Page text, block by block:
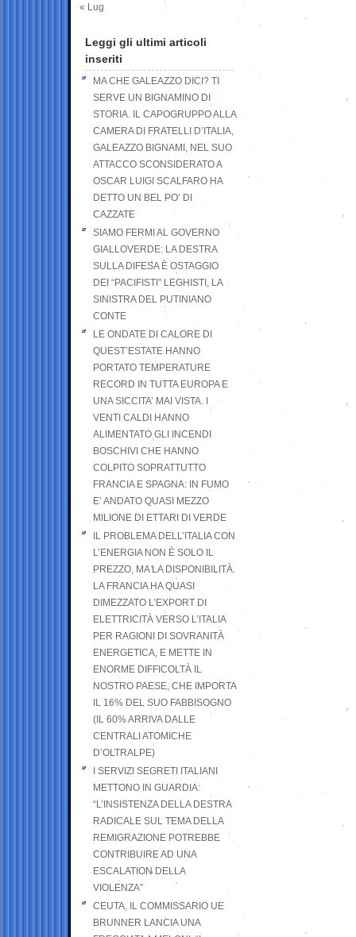
« Lug
Leggi gli ultimi articoli
inseriti
MA CHE GALEAZZO DICI? TI
SERVE UN BIGNAMINO DI
STORIA. IL CAPOGRUPPO ALLA
CAMERA DI FRATELLI D’ITALIA,
GALEAZZO BIGNAMI, NEL SUO
ATTACCO SCONSIDERATO A
OSCAR LUIGI SCALFARO HA
DETTO UN BEL PO’ DI
CAZZATE
SIAMO FERMI AL GOVERNO
GIALLOVERDE: LA DESTRA
SULLA DIFESA È OSTAGGIO
DEI “PACIFISTI” LEGHISTI, LA
SINISTRA DEL PUTINIANO
CONTE
LE ONDATE DI CALORE DI
QUEST’ESTATE HANNO
PORTATO TEMPERATURE
RECORD IN TUTTA EUROPA E
UNA SICCITA’ MAI VISTA. I
VENTI CALDI HANNO
ALIMENTATO GLI INCENDI
BOSCHIVI CHE HANNO
COLPITO SOPRATTUTTO
FRANCIA E SPAGNA: IN FUMO
E’ ANDATO QUASI MEZZO
MILIONE DI ETTARI DI VERDE
IL PROBLEMA DELL’ITALIA CON
L’ENERGIA NON È SOLO IL
PREZZO, MA LA DISPONIBILITÀ.
LA FRANCIA HA QUASI
DIMEZZATO L’EXPORT DI
ELETTRICITÀ VERSO L’ITALIA
PER RAGIONI DI SOVRANITÀ
ENERGETICA, E METTE IN
ENORME DIFFICOLTÀ IL
NOSTRO PAESE, CHE IMPORTA
IL 16% DEL SUO FABBISOGNO
(IL 60% ARRIVA DALLE
CENTRALI ATOMICHE
D’OLTRALPE)
I SERVIZI SEGRETI ITALIANI
METTONO IN GUARDIA:
“L’INSISTENZA DELLA DESTRA
RADICALE SUL TEMA DELLA
REMIGRAZIONE POTREBBE
CONTRIBUIRE AD UNA
ESCALATION DELLA
VIOLENZA”
CEUTA, IL COMMISSARIO UE
BRUNNER LANCIA UNA